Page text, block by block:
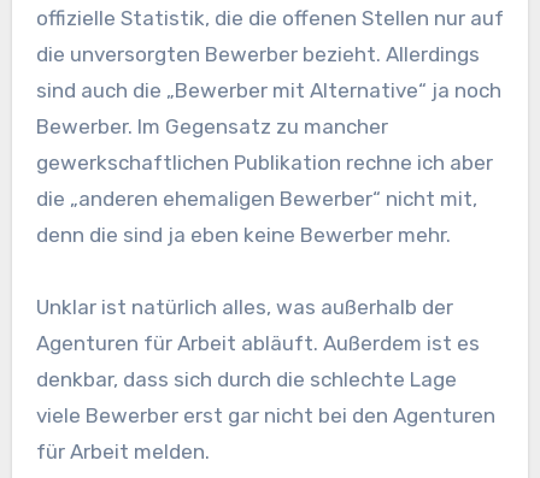
offizielle Statistik, die die offenen Stellen nur auf
die unversorgten Bewerber bezieht. Allerdings
sind auch die „Bewerber mit Alternative“ ja noch
Bewerber. Im Gegensatz zu mancher
gewerkschaftlichen Publikation rechne ich aber
die „anderen ehemaligen Bewerber“ nicht mit,
denn die sind ja eben keine Bewerber mehr.
Unklar ist natürlich alles, was außerhalb der
Agenturen für Arbeit abläuft. Außerdem ist es
denkbar, dass sich durch die schlechte Lage
viele Bewerber erst gar nicht bei den Agenturen
für Arbeit melden.